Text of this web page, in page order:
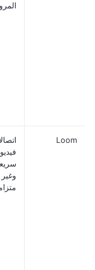
Loom
فيديو
وغير